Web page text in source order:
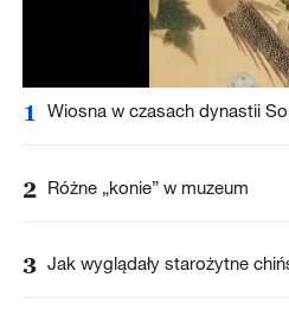
1 Wiosna w czasach dynastii
2 Różne „konie” w muzeum
3 Jak wyglądały starożytne